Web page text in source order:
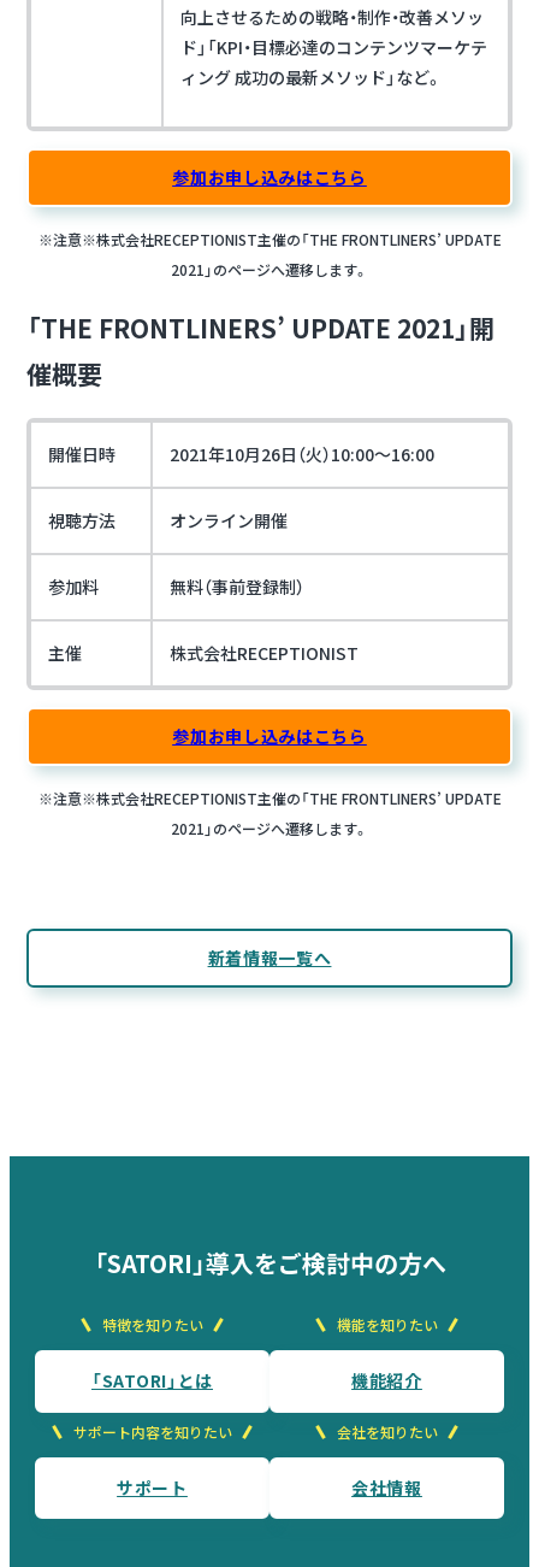
向上させるための戦略・制作・改善メソッ
ド」「KPI・目標必達のコンテンツマーケテ
ィング 成功の最新メソッド」など。
参加お申し込みはこちら
※注意※株式会社RECEPTIONIST主催の「THE FRONTLINERS’ UPDATE
2021」のページへ遷移します。
「THE FRONTLINERS’ UPDATE 2021」開
催概要
開催日時 2021年10月26日（火）10:00～16:00
視聴方法 オンライン開催
参加料 無料（事前登録制）
主催 株式会社RECEPTIONIST
参加お申し込みはこちら
※注意※株式会社RECEPTIONIST主催の「THE FRONTLINERS’ UPDATE
2021」のページへ遷移します。
新着情報一覧へ
「SATORI」導入をご検討中の方へ
特徴を知りたい
「SATORI」とは
機能を知りたい
機能紹介
サポート内容を知りたい
サポート
会社を知りたい
会社情報